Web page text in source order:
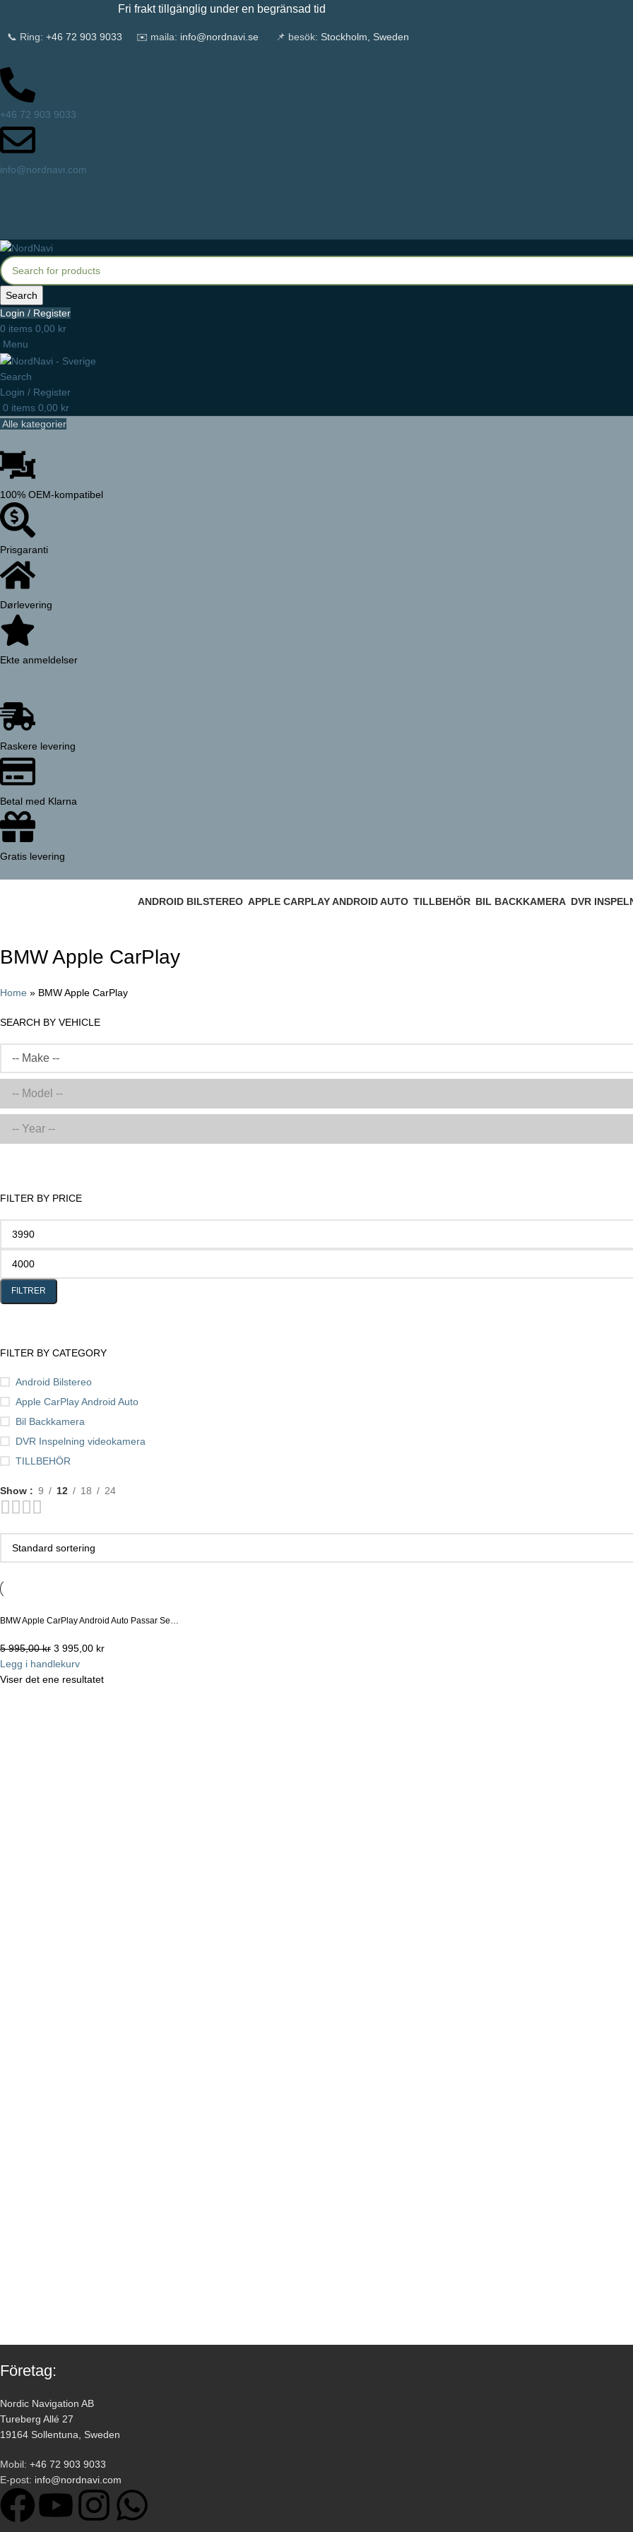
Fri frakt tillgänglig under en begränsad tid
📞 Ring: +46 72 903 9033 ✉️ maila: info@nordnavi.se 📌 besök: Stockholm, Sweden
+46 72 903 9033
info@nordnavi.com
Search
Login / Register
0 items 0,00 kr
Menu
Search
Login / Register
0 items 0,00 kr
Alle kategorier
100% OEM-kompatibel
Prisgaranti
Dørlevering
Ekte anmeldelser
Raskere levering
Betal med Klarna
Gratis levering
ANDROID BILSTEREO APPLE CARPLAY ANDROID AUTO TILLBEHÖR BIL BACKKAMERA DVR
BMW Apple CarPlay
Home » BMW Apple CarPlay
SEARCH BY VEHICLE
FILTER BY PRICE
FILTRER
FILTER BY CATEGORY
Android Bilstereo
Apple CarPlay Android Auto
Bil Backkamera
DVR Inspelning videokamera
TILLBEHÖR
Show 9 12 18 24
BMW Apple CarPlay Android Auto Passar Se…
5 995,00kr 3 995,00 kr
Legg i handlekurv
Viser det ene resultatet
Företag:
Nordic Navigation AB
Tureberg Allé 27
19164 Sollentuna, Sweden
Mobil: +46 72 903 9033
E-post: info@nordnavi.com